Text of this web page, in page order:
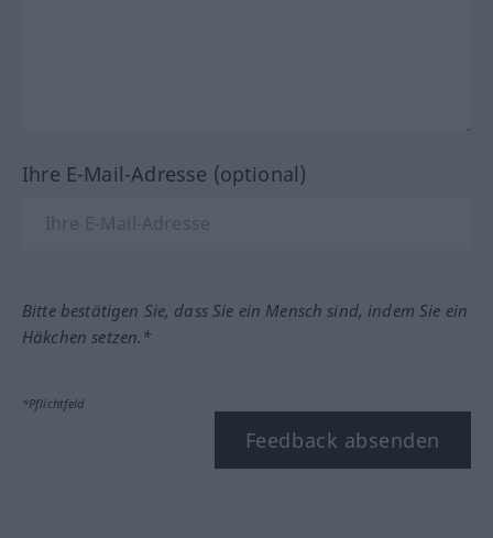
Ihre E-Mail-Adresse (optional)
Bitte bestätigen Sie, dass Sie ein Mensch sind, indem Sie ein
Häkchen setzen.*
*Pflichtfeld
Feedback absenden